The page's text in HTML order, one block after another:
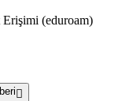
(eduroam)